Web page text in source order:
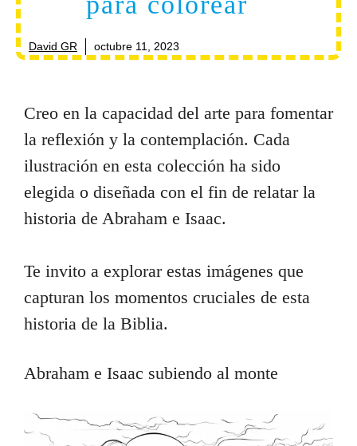
David GR octubre 11, 2023
Creo en la capacidad del arte para fomentar
la reflexión y la contemplación. Cada
ilustración en esta colección ha sido
elegida o diseñada con el fin de relatar la
historia de Abraham e Isaac.
Te invito a explorar estas imágenes que
capturan los momentos cruciales de esta
historia de la Biblia.
Abraham e Isaac subiendo al monte